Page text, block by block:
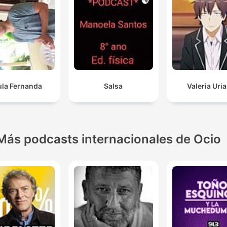
Fernanda Salsa Valeria
podcasts internacionales de Ocio